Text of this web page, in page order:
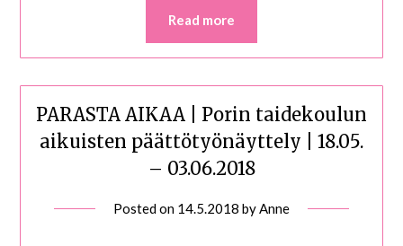
Read more
PARASTA AIKAA | Porin taidekoulun
aikuisten päättötyönäyttely | 18.05.
– 03.06.2018
Posted on 14.5.2018 by Anne